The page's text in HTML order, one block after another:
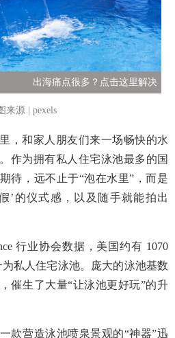
出海痛点很多？点击这里解决
来源 | pexels
，和家人朋友们来一场畅快的水
作为拥有私人住宅泳池最多的国
待，远不止于“泡在水里”，而是
’的仪式感，以及随手就能拍出
行业协会数据，美国约有 1070
私人住宅泳池。庞大的泳池基数
催生了大量“让泳池更好玩”的升
款营造泳池喷泉景观的“神器”迅